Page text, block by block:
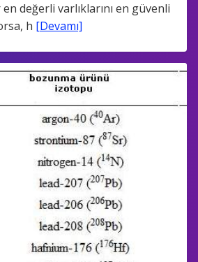
değerli varlıklarını en güvenli
h [Devamı]